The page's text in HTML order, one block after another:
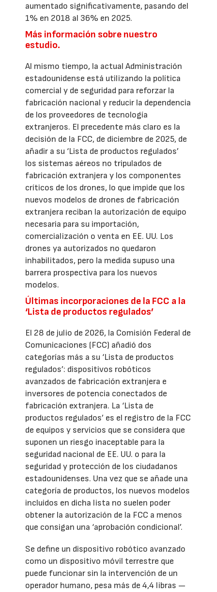
aumentado significativamente, pasando del
1% en 2018 al 36% en 2025.
Más información sobre nuestro
estudio.
Al mismo tiempo, la actual Administración
estadounidense está utilizando la política
comercial y de seguridad para reforzar la
fabricación nacional y reducir la dependencia
de los proveedores de tecnología
extranjeros. El precedente más claro es la
decisión de la FCC, de diciembre de 2025, de
añadir a su ‘Lista de productos regulados’
los sistemas aéreos no tripulados de
fabricación extranjera y los componentes
críticos de los drones, lo que impide que los
nuevos modelos de drones de fabricación
extranjera reciban la autorización de equipo
necesaria para su importación,
comercialización o venta en EE. UU. Los
drones ya autorizados no quedaron
inhabilitados, pero la medida supuso una
barrera prospectiva para los nuevos
modelos.
Últimas incorporaciones de la FCC a la
‘Lista de productos regulados’
El 28 de julio de 2026, la Comisión Federal de
Comunicaciones (FCC) añadió dos
categorías más a su ‘Lista de productos
regulados’: dispositivos robóticos
avanzados de fabricación extranjera e
inversores de potencia conectados de
fabricación extranjera. La ‘Lista de
productos regulados’ es el registro de la FCC
de equipos y servicios que se considera que
suponen un riesgo inaceptable para la
seguridad nacional de EE. UU. o para la
seguridad y protección de los ciudadanos
estadounidenses. Una vez que se añade una
categoría de productos, los nuevos modelos
incluidos en dicha lista no suelen poder
obtener la autorización de la FCC a menos
que consigan una ‘aprobación condicional’.
Se define un dispositivo robótico avanzado
como un dispositivo móvil terrestre que
puede funcionar sin la intervención de un
operador humano, pesa más de 4,4 libras —